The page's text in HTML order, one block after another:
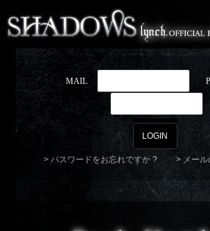
MAIL
パスワードをお忘れですか ? メー